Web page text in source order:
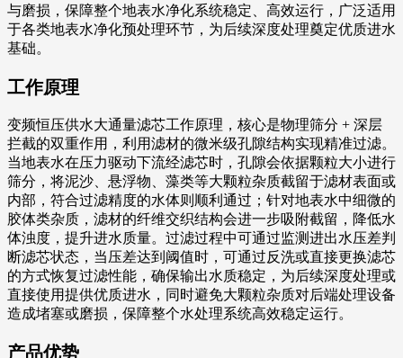
与磨损，保障整个地表水净化系统稳定、高效运行，广泛适用
于各类地表水净化预处理环节，为后续深度处理奠定优质进水
基础。
工作原理
变频恒压供水大通量滤芯工作原理，核心是物理筛分 + 深层
拦截的双重作用，利用滤材的微米级孔隙结构实现精准过滤。
当地表水在压力驱动下流经滤芯时，孔隙会依据颗粒大小进行
筛分，将泥沙、悬浮物、藻类等大颗粒杂质截留于滤材表面或
内部，符合过滤精度的水体则顺利通过；针对地表水中细微的
胶体类杂质，滤材的纤维交织结构会进一步吸附截留，降低水
体浊度，提升进水质量。过滤过程中可通过监测进出水压差判
断滤芯状态，当压差达到阈值时，可通过反洗或直接更换滤芯
的方式恢复过滤性能，确保输出水质稳定，为后续深度处理或
直接使用提供优质进水，同时避免大颗粒杂质对后端处理设备
造成堵塞或磨损，保障整个水处理系统高效稳定运行。
产品优势